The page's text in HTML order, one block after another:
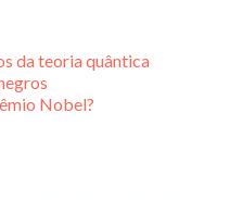
da teoria quântica
Nobel?